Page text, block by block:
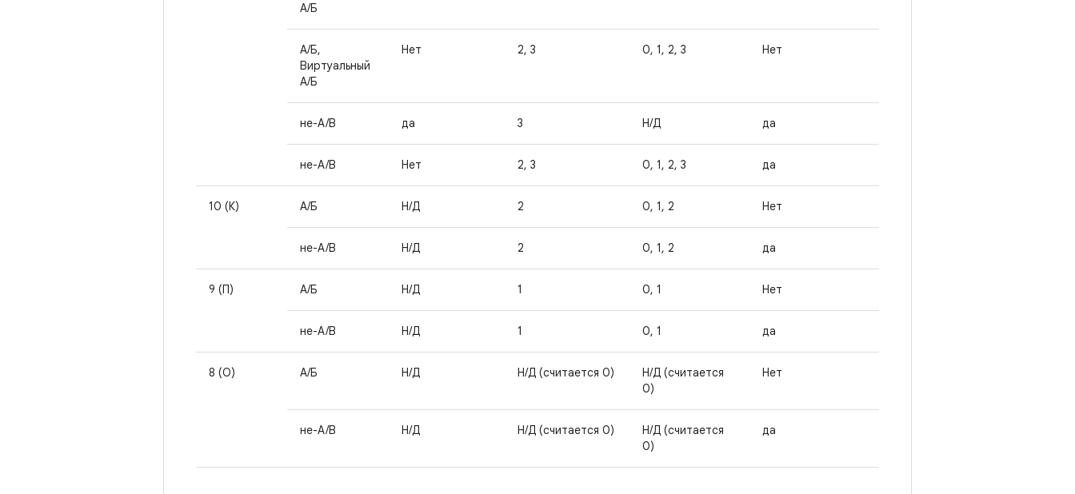
А/Б
А/Б,
Виртуальный
А/Б
Нет 2, 3 0, 1, 2, 3 Нет
не-A/B да 3 Н/Д да
не-A/B Нет 2, 3 0, 1, 2, 3 да
10 (К) А/Б Н/Д 2 0, 1, 2 Нет
не-A/B Н/Д 2 0, 1, 2 да
9 (П) А/Б Н/Д 1 0, 1 Нет
не-A/B Н/Д 1 0, 1 да
8 (О) А/Б Н/Д Н/Д (считается 0)
Н/Д (считается
0)
Нет
не-A/B Н/Д Н/Д (считается 0)
Н/Д (считается
0)
да